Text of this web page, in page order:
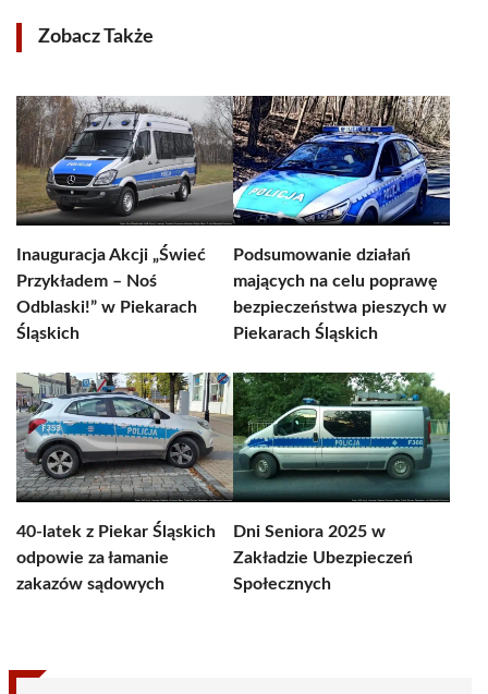
Zobacz Także
Inauguracja Akcji „Świeć
Przykładem – Noś
Odblaski!” w Piekarach
Śląskich
Podsumowanie działań
mających na celu poprawę
bezpieczeństwa pieszych w
Piekarach Śląskich
40-latek z Piekar Śląskich
odpowie za łamanie
zakazów sądowych
Dni Seniora 2025 w
Zakładzie Ubezpieczeń
Społecznych